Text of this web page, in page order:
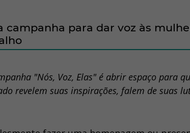
campanha para dar voz às
"Nós, Voz, Elas" é abrir espaço para
revelem suas inspirações, falem de suas